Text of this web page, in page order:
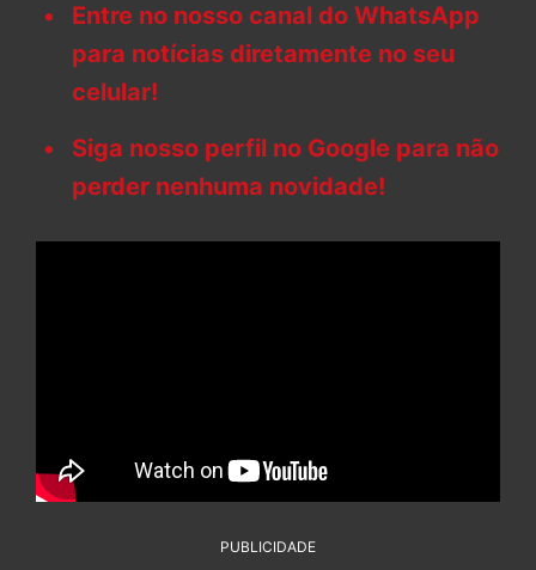
Entre no nosso canal do WhatsApp
para notícias diretamente no seu
celular!
Siga nosso perfil no Google para não
perder nenhuma novidade!
PUBLICIDADE